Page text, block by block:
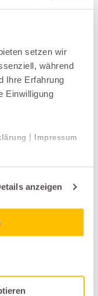
setzen wir
während
Ihre Erfahrung
Einwilligung
| Impressum
anzeigen